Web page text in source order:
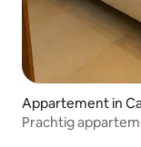
Appartement in
Prachtig